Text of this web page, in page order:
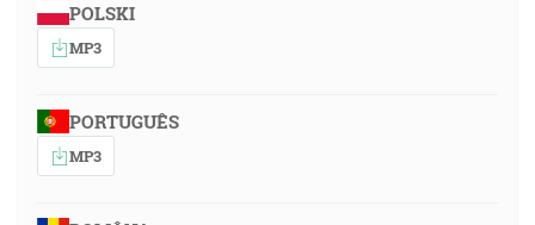
POLSKI
MP3
PORTUGUÊS
MP3